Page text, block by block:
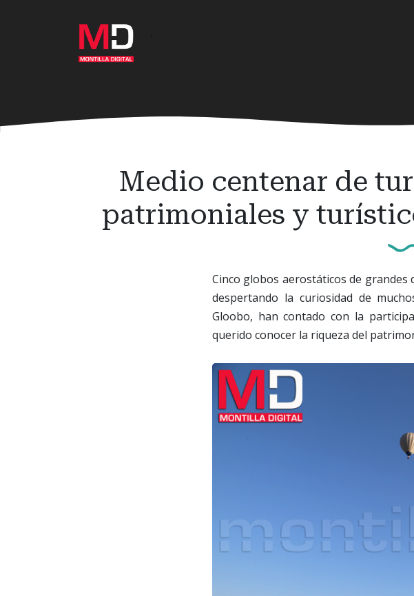
Medio centenar de
patrimoniales y
Cinco globos aerostáticos de
despertando la curiosidad de
Gloobo, han contado con la
querido conocer la riqueza del